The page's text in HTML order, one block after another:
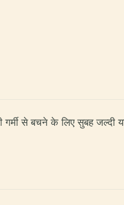
से बचने के लिए सुबह जल्दी या